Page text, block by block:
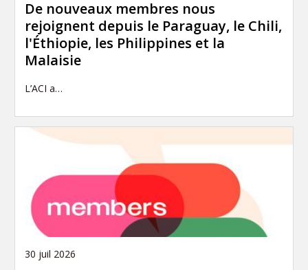
De nouveaux membres nous
rejoignent depuis le Paraguay, le Chili,
l'Éthiopie, les Philippines et la
Malaisie
L’ACI a…
30 juil 2026